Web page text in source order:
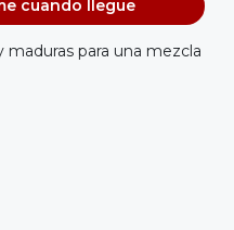
cuando llegue
maduras para una mezcla